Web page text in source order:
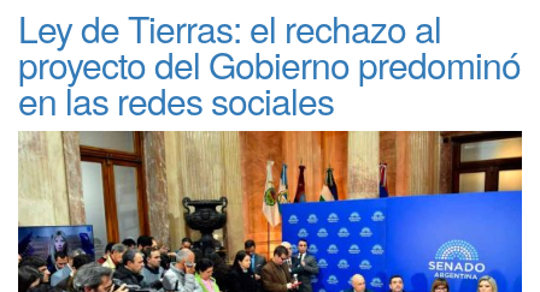
Ley de Tierras: el rechazo al
proyecto del Gobierno predominó
en las redes sociales